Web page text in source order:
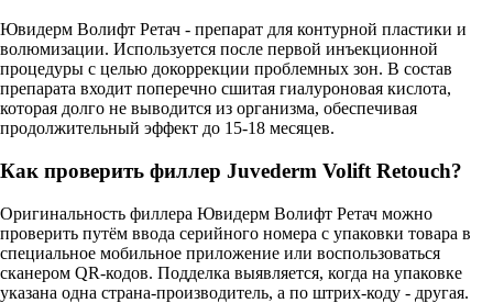
Ювидерм Волифт Ретач - препарат для контурной пластики и
волюмизации. Используется после первой инъекционной
процедуры с целью докоррекции проблемных зон. В состав
препарата входит поперечно сшитая гиалуроновая кислота,
которая долго не выводится из организма, обеспечивая
продолжительный эффект до 15-18 месяцев.
Как проверить филлер Juvederm Volift Retouch?
Оригинальность филлера Ювидерм Волифт Ретач можно
проверить путём ввода серийного номера с упаковки товара в
специальное мобильное приложение или воспользоваться
сканером QR-кодов. Подделка выявляется, когда на упаковке
указана одна страна-производитель, а по штрих-коду - другая.